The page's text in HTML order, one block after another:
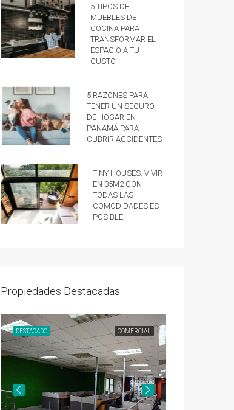
5 tipos de
muebles de
cocina para
transformar el
espacio a tu
gusto
5 razones para
tener un Seguro
de hogar en
Panamá para
cubrir accidentes
Tiny Houses: vivir
en 35m2 con
todas las
comodidades es
posible
Propiedades Destacadas
COMERCIAL
DESTACADO